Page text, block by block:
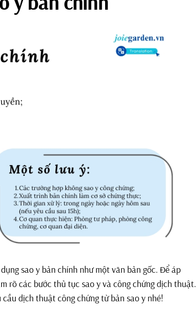
sao y bản chính như một văn bản gốc. Để áp
rõ các bước thủ tục sao y và công chứng dịch thuật.
dịch thuật công chứng từ bản sao y nhé!